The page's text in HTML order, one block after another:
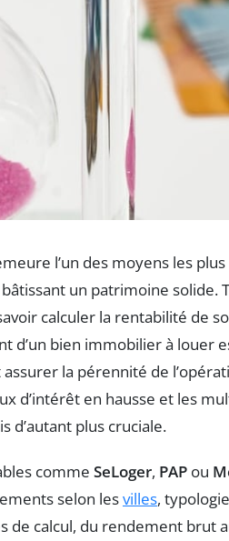
l’un des moyens les
un patrimoine solide.
calculer la rentabilité de
d’un bien immobilier à louer
la pérennité de
d’intérêt en hausse et les
d’autant plus cruciale.
comme SeLoger, PAP ou
selon lesvilles,
de calcul, du rendement brut